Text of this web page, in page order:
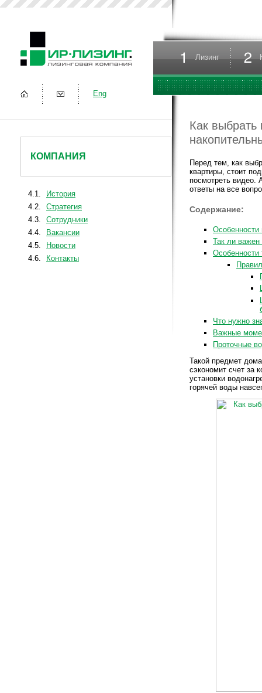
Eng
КОМПАНИЯ
4.1.
История
4.2.
Стратегия
4.3.
Сотрудники
4.4.
Вакансии
4.5.
Новости
4.6.
Контакты
Лизинг
Как выбрать
Перед тем, как
квартиры, стоит
посмотреть видео.
ответы на все
Содержание:
Особенности
Так ли важен
Особенности
Что нужно
Важные
Проточные
Такой предмет
сэкономит счет за
установки
горячей воды